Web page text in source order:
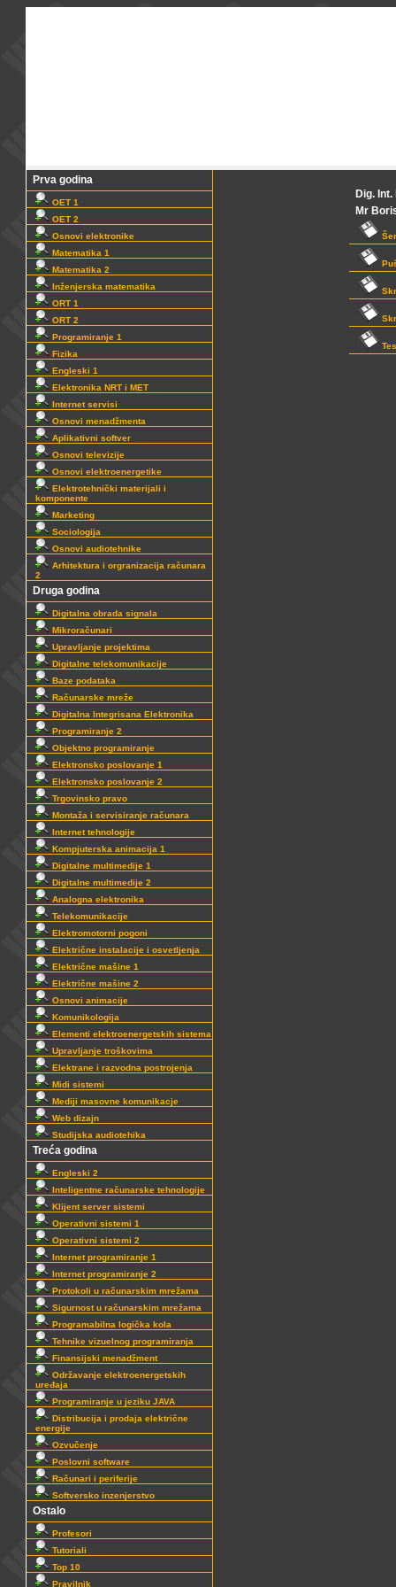
Prva godina
OET 1
OET 2
Osnovi elektronike
Matematika 1
Matematika 2
Inženjerska matematika
ORT 1
ORT 2
Programiranje 1
Fizika
Engleski 1
Elektronika NRT i MET
Internet servisi
Osnovi menadžmenta
Aplikativni softver
Osnovi televizije
Osnovi elektroenergetike
Elektrotehnički materijali i
komponente
Marketing
Sociologija
Osnovi audiotehnike
Arhitektura i orgranizacija računara
2
Druga godina
Digitalna obrada signala
Mikroračunari
Upravljanje projektima
Digitalne telekomunikacije
Baze podataka
Računarske mreže
Digitalna Integrisana Elektronika
Programiranje 2
Objektno programiranje
Elektronsko poslovanje 1
Elektronsko poslovanje 2
Trgovinsko pravo
Montaža i servisiranje računara
Internet tehnologije
Kompjuterska animacija 1
Digitalne multimedije 1
Digitalne multimedije 2
Analogna elektronika
Telekomunikacije
Elektromotorni pogoni
Električne instalacije i osvetljenja
Električne mašine 1
Električne mašine 2
Osnovi animacije
Komunikologija
Elementi elektroenergetskih sistema
Upravljanje troškovima
Elektrane i razvodna postrojenja
Midi sistemi
Mediji masovne komunikacje
Web dizajn
Studijska audiotehika
Treća godina
Engleski 2
Inteligentne računarske tehnologije
Klijent server sistemi
Operativni sistemi 1
Operativni sistemi 2
Internet programiranje 1
Internet programiranje 2
Protokoli u računarskim mrežama
Sigurnost u računarskim mrežama
Programabilna logička kola
Tehnike vizuelnog programiranja
Finansijski menadžment
Održavanje elektroenergetskih
uređaja
Programiranje u jeziku JAVA
Distribucija i prodaja električne
energije
Ozvučenje
Poslovni software
Računari i periferije
Softversko inzenjerstvo
Ostalo
Profesori
Tutoriali
Top 10
Pravilnik
Dig.
Mr